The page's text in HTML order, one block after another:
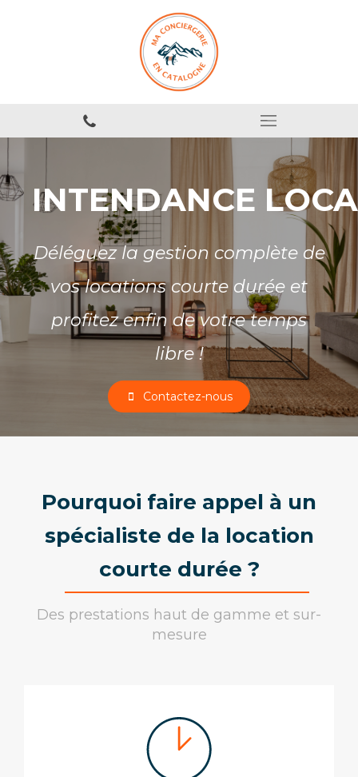
INTENDANCE
Déléguez la gestion complète de
vos locations courte durée et
profitez enfin de votre temps
libre !
Contactez-nous
Pourquoi faire appel à un
spécialiste de la location
courte durée ?
Des prestations haut de gamme et sur-
mesure